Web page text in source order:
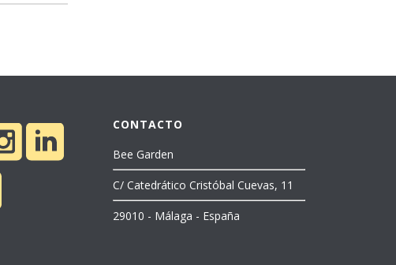
CONTACTO
Bee Garden
C/ Catedrático Cristóbal Cuevas, 11
29010 - Málaga - España